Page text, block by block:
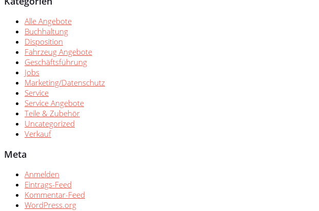
Alle Angebote
Buchhaltung
Disposition
Fahrzeug Angebote
Geschäftsführung
Jobs
Marketing/Datenschutz
Service
Service Angebote
Teile & Zubehör
Uncategorized
Verkauf
Meta
Anmelden
Eintrags-Feed
Kommentar-Feed
WordPress.org